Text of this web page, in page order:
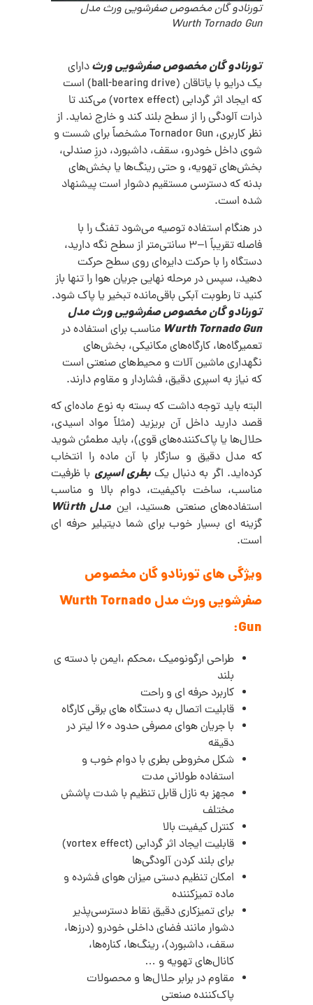
تورنادو گان مخصوص صفرشویی ورث مدل
Wurth Tornado Gun
تورنادو گان مخصوص صفرشویی ورثدارای
یک درایو با یاتاقان (ball-bearing drive) است
که ایجاد اثر گردابی (vortex effect) می‌کند تا
ذرات آلودگی را از سطح بلند کند و خارج نماید. از
نظر کاربری، Tornador Gun مشخصاً برای شست و
شوی داخل خودرو، سقف، داشبورد، درزِ صندلی،
بخش‌های تهویه، و حتی رینگ‌ها یا بخش‌های
بدنه که دسترسی مستقیم دشوار است پیشنهاد
شده است.
در هنگام استفاده توصیه می‌شود تفنگ را با
فاصله تقریباً ۱–۳ سانتی‌متر از سطح نگه دارید،
دستگاه را با حرکت دایره‌ای روی سطح حرکت
دهید، سپس در مرحله نهایی جریان هوا را تنها باز
کنید تا رطوبت آبکی باقی‌مانده تبخیر یا پاک شود.
تورنادو گان مخصوص صفرشویی ورث مدل
Wurth Tornado Gun مناسب برای استفاده در
تعمیرگاه‌ها، کارگاه‌های مکانیکی، بخش‌های
نگهداری ماشین‌ آلات و محیط‌های صنعتی است
که نیاز به اسپری دقیق، فشاردار و مقاوم دارند.
البته باید توجه داشت که بسته به نوع ماده‌ای که
قصد دارید داخل آن بریزید (مثلاً مواد اسیدی،
حلال‌ها یا پاک‌کننده‌های قوی)، باید مطمئن شوید
که مدل دقیق و سازگار با آن ماده را انتخاب
کرده‌اید. اگر به دنبال یکبطری اسپری با ظرفیت
مناسب، ساخت باکیفیت، دوام بالا و مناسب
استفاده‌های صنعتی هستید، این مدل Würth
گزینه‌ ای بسیار خوب برای شما دیتیلیر حرفه ای
است.
ویژگی های تورنادو گان مخصوص
صفرشویی ورث مدل Wurth Tornado
Gun:
طراحی ارگونومیک ،محکم ،ایمن با دسته ی
بلند
کاربرد حرفه ای و راحت
قابلیت اتصال به دستگاه های برقی کارگاه
با جریان هوای مصرفی حدود 160 لیتر در
دقیقه
شکل مخروطی بطری با دوام خوب و
استفاده طولانی مدت
مجهز به نازل قابل تنظیم با شدت پاشش
مختلف
کنترل کیفیت بالا
قابلیت ایجاد اثر گردابی (vortex effect)
برای بلند کردن آلودگی‌ها
امکان تنظیم دستی میزان هوای فشرده و
ماده تمیزکننده
برای تمیزکاری دقیق نقاط دسترسی‌پذیر
دشوار مانند فضای داخلی خودرو (درزها،
سقف، داشبورد)، رینگ‌ها، کناره‌ها،
کانال‌های تهویه و …
مقاوم در برابر حلال‌ها و محصولات
پاک‌کننده صنعتی